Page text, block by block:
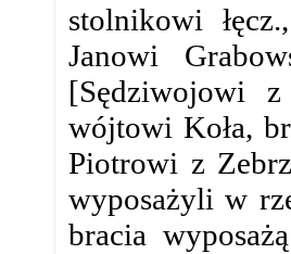
stolnikowi
Janowi
[Sędziwojowi
wójtowi Koła,
Piotrowi z
wyposażyli w
bracia